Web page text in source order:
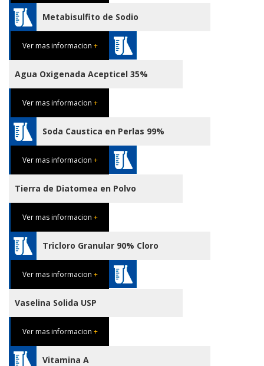
Metabisulfito de Sodio
Ver mas informacion +
Agua Oxigenada Acepticel 35%
Ver mas informacion +
Soda Caustica en Perlas 99%
Ver mas informacion +
Tierra de Diatomea en Polvo
Ver mas informacion +
Tricloro Granular 90% Cloro
Ver mas informacion +
Vaselina Solida USP
Ver mas informacion +
Vitamina A